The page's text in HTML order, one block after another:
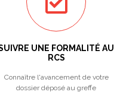
UNE FORMALITÉ AU
RCS
Connaître l'avancement de votre
dossier déposé au greffe